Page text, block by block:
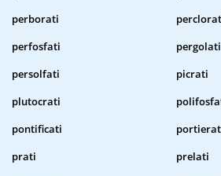
perborati
perfosfati
pergolati
persolfati
picrati
plutocrati
pontificati
prati
prelati